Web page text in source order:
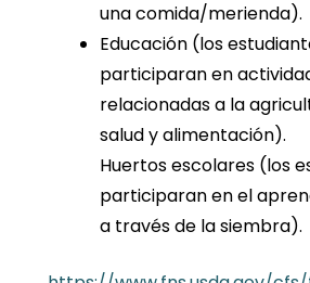
una comida/merienda).
Educación (los
participaran en
relacionadas a la
salud y alimentación).
Huertos escolares (los
participaran en el
a través de la siembra).